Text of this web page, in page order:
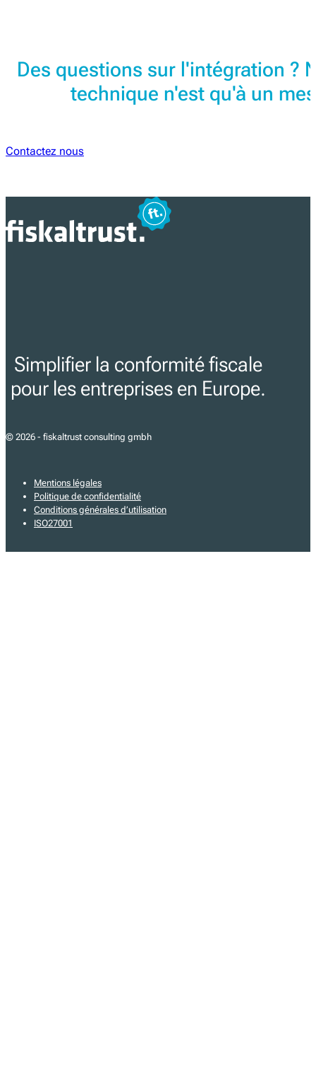
Des questions sur l'intégration ?
technique n'est qu'à un
Contactez nous
Simplifier la conformité fiscale
pour les entreprises en Europe.
© 2026 - fiskaltrust consulting gmbh
Mentions légales
Politique de confidentialité
Conditions générales d’utilisation
ISO27001